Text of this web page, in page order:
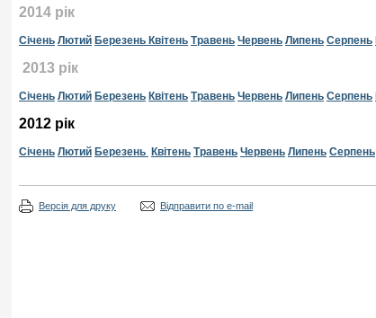
2014 рік
Січень Лютий Березень Квітень Травень Червень Липень Серпень
2013 рік
Січень Лютий Березень Квітень Травень Червень Липень Серпень
2012 рік
Січень Лютий Березень Квітень Травень Червень Липень Серпень
Версія для друку Відправити по e-mail